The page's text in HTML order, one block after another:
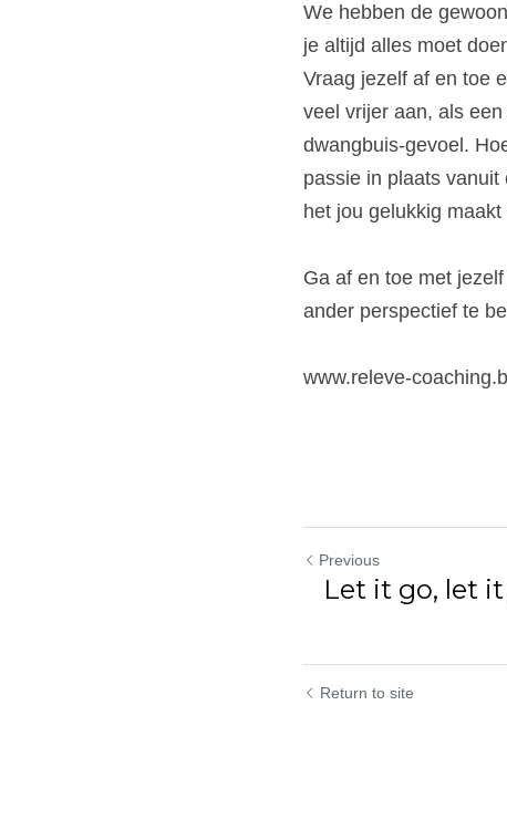
We hebben de
je altijd alles moet
Vraag jezelf af en toe
veel vrijer aan, als
dwangbuis-gevoel.
passie in plaats
het jou gelukkig
Ga af en toe met
ander perspectief te
www.releve-
Previous
Let it go, let
Return to site